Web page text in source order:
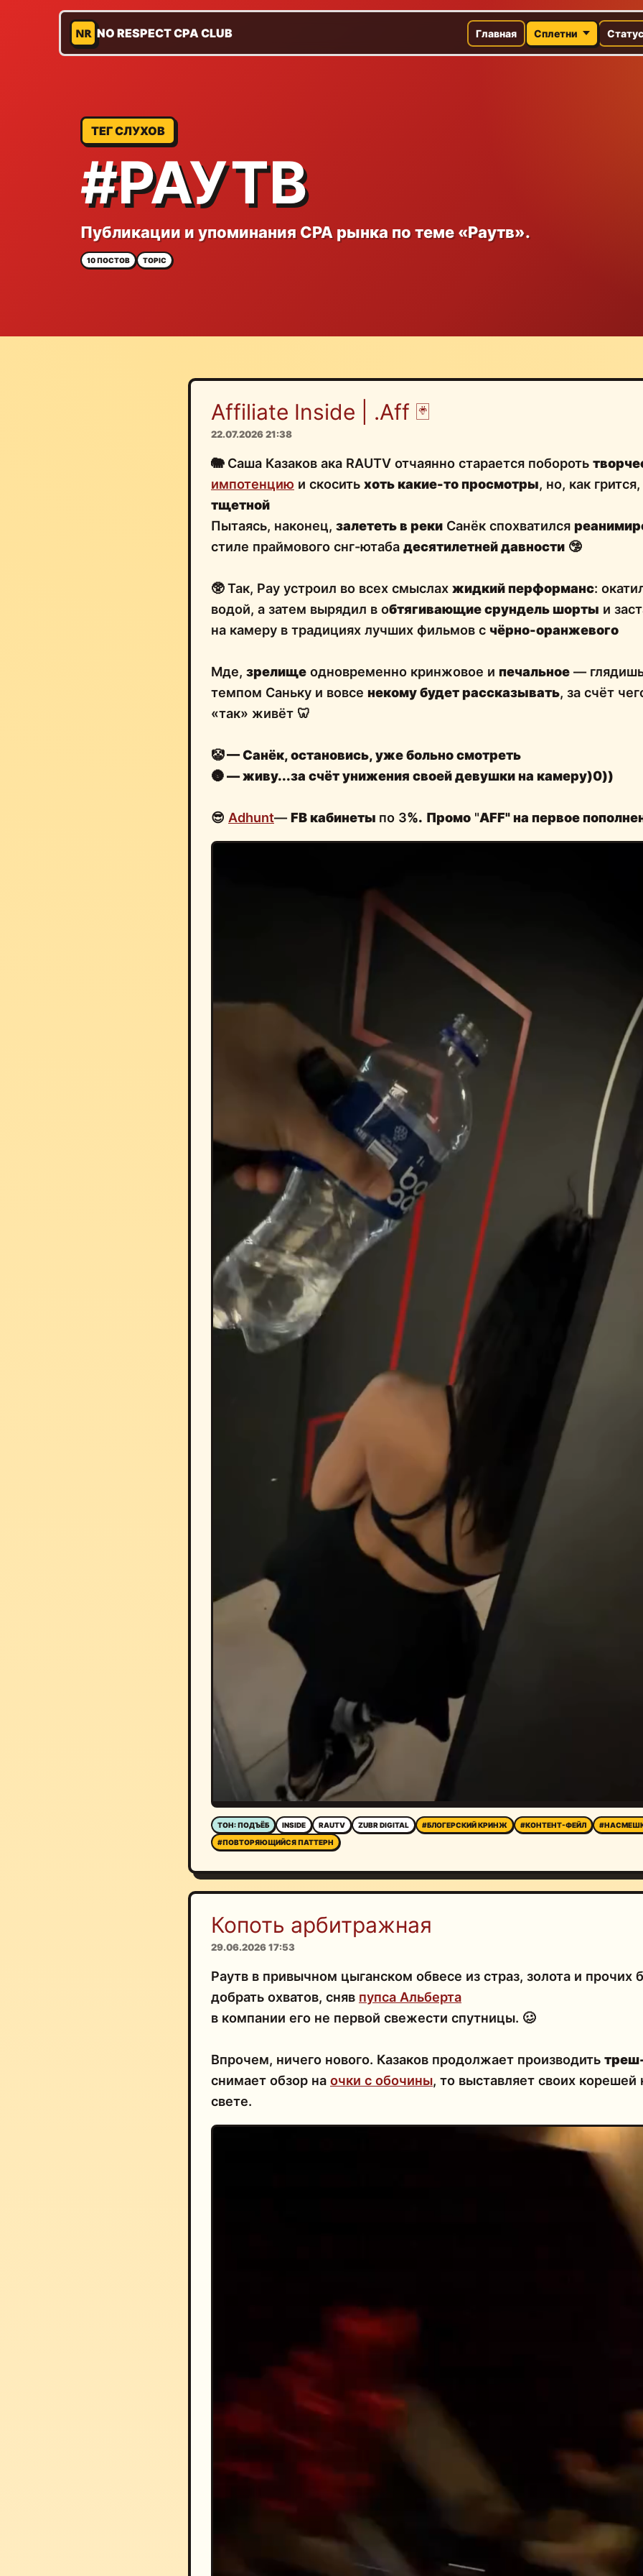
NR NO RESPECT CPA CLUB Главная Сплетни
ТЕГ СЛУХОВ
#РАУТВ
Публикации и упоминания CPA рынка по теме «Раутв».
10 ПОСТОВ TOPIC
Affiliate Inside | .Aff 🃏
22.07.2026 21:38
🐘 Саша Казаков ака RAUTV отчаянно старается побороть
импотенцию и скосить хоть какие-то просмотры, но, как грится,
тщетной
Пытаясь, наконец, залететь в реки Санёк спохватился
стиле праймового снг-ютаба десятилетней давности 🤥
🥸 Так, Рау устроил во всех смыслах жидкий перформанс:
водой, а затем вырядил в обтягивающие срундель шорты и
на камеру в традициях лучших фильмов с чёрно-оранжевого
Мде, зрелище одновременно кринжовое и печальное —
темпом Саньку и вовсе некому будет рассказывать, за счёт
«так» живёт 🦷
🤡— Санёк, остановись, уже больно смотреть
🌚— живу...за счёт унижения своей девушки на камеру)0))
😎 Adhunt—FB кабинеты по 3%. Промо "AFF" на первое
ТОН: ПОДЪЁБ INSIDE RAUTV ZUBR DIGITAL #БЛОГЕРСКИЙ КРИНЖ #КОНТЕНТ-ФЕЙЛ
#ПОВТОРЯЮЩИЙСЯ ПАТТЕРН
Копоть арбитражная
29.06.2026 17:53
Раутв в привычном цыганском обвесе из страз, золота и прочих
добрать охватов, сняв пупса Альберта
в компании его не первой свежести спутницы. 🥴
Впрочем, ничего нового. Казаков продолжает производить
снимает обзор на очки с обочины, то выставляет своих
свете.